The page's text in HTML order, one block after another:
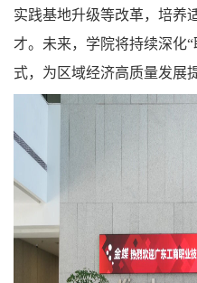
实践基地升级等改革，培养
才。未来，学院将持续深化
式，为区域经济高质量发展